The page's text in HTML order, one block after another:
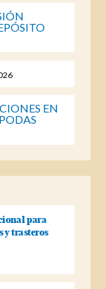
EN
para
y trasteros